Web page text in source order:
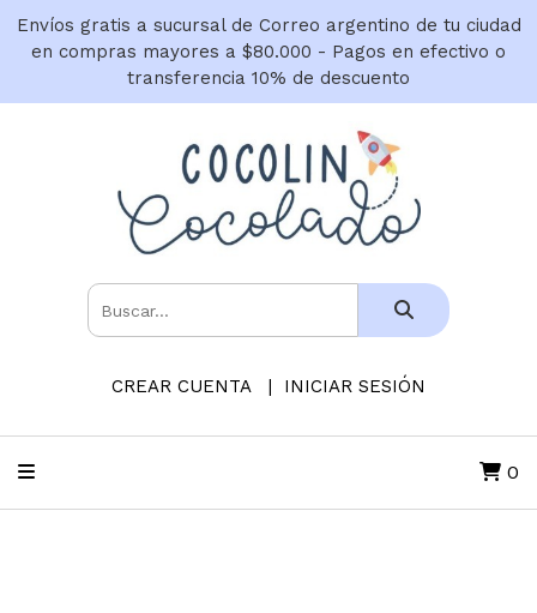
Envíos gratis a sucursal de Correo argentino de tu ciudad
en compras mayores a $80.000 - Pagos en efectivo o
transferencia 10% de descuento
CREAR CUENTA INICIAR SESIÓN
0